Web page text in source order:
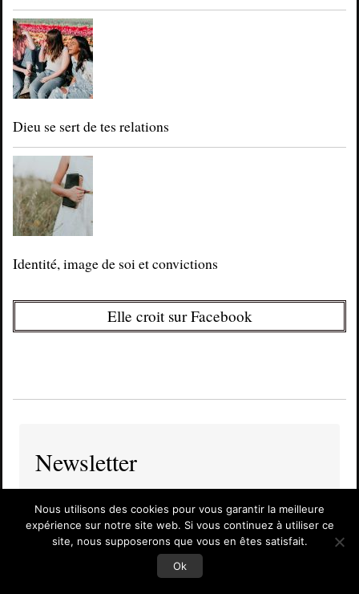
Dieu se sert de tes relations
Identité, image de soi et convictions
Elle croit sur Facebook
Newsletter
des futurs articles et desoffres spécialesde la boutique.
Nous utilisons des cookies pour vous garantir la meilleure
expérience sur notre site web. Si vous continuez à utiliser ce
site, nous supposerons que vous en êtes satisfait.
Ok